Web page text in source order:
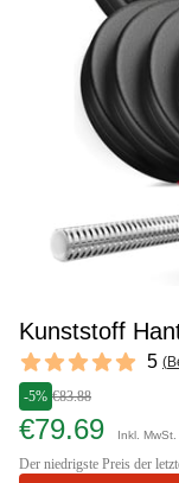
Kunststoff
Reviews
5 out of 5 stars 5 (
-5% €83.88
€79.69 Inkl. MwSt.
Der niedrigste Preis der